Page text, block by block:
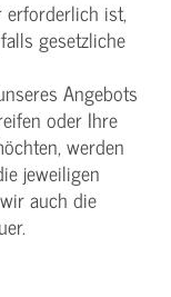
erforderlich ist,
gesetzliche
Angebots
oder Ihre
werden
jeweiligen
auch die